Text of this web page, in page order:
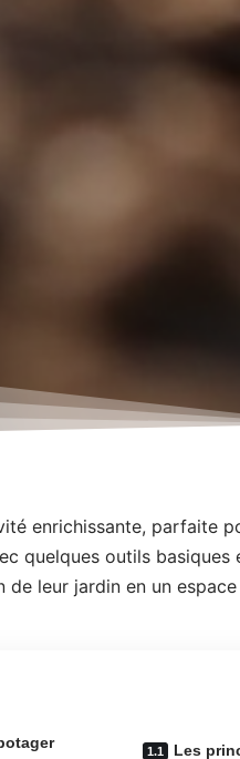
enrichissante, parfaite
quelques outils
de leur jardin en un
Les